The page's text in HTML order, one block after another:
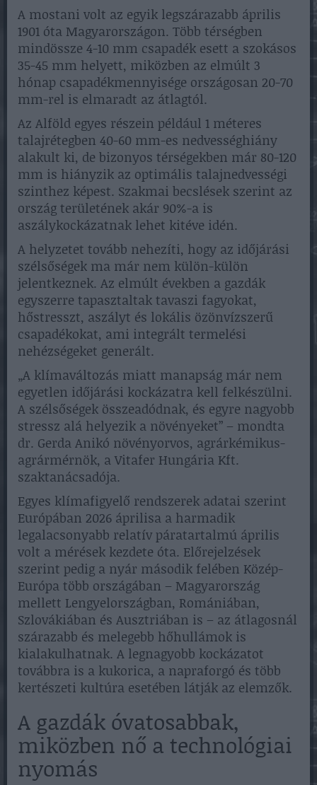
A mostani volt az egyik legszárazabb április
1901 óta Magyarországon. Több térségben
mindössze 4-10 mm csapadék esett a szokásos
35-45 mm helyett, miközben az elmúlt 3
hónap csapadékmennyisége országosan 20-70
mm-rel is elmaradt az átlagtól.
Az Alföld egyes részein például 1 méteres
talajrétegben 40-60 mm-es nedvességhiány
alakult ki, de bizonyos térségekben már 80-120
mm is hiányzik az optimális talajnedvességi
szinthez képest. Szakmai becslések szerint az
ország területének akár 90%-a is
aszálykockázatnak lehet kitéve idén.
A helyzetet tovább nehezíti, hogy az időjárási
szélsőségek ma már nem külön-külön
jelentkeznek. Az elmúlt években a gazdák
egyszerre tapasztaltak tavaszi fagyokat,
hőstresszt, aszályt és lokális özönvízszerű
csapadékokat, ami integrált termelési
nehézségeket generált.
„A klímaváltozás miatt manapság már nem
egyetlen időjárási kockázatra kell felkészülni.
A szélsőségek összeadódnak, és egyre nagyobb
stressz alá helyezik a növényeket” – mondta
dr. Gerda Anikó növényorvos, agrárkémikus-
agrármérnök, a Vitafer Hungária Kft.
szaktanácsadója.
Egyes klímafigyelő rendszerek adatai szerint
Európában 2026 áprilisa a harmadik
legalacsonyabb relatív páratartalmú április
volt a mérések kezdete óta. Előrejelzések
szerint pedig a nyár második felében Közép-
Európa több országában – Magyarország
mellett Lengyelországban, Romániában,
Szlovákiában és Ausztriában is – az átlagosnál
szárazabb és melegebb hőhullámok is
kialakulhatnak. A legnagyobb kockázatot
továbbra is a kukorica, a napraforgó és több
kertészeti kultúra esetében látják az elemzők.
A gazdák óvatosabbak,
miközben nő a technológiai
nyomás